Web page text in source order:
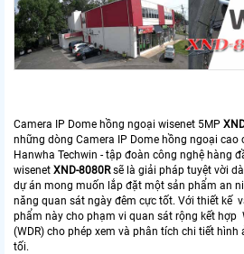
Camera IP Dome hồng ngoại wisenet 5MP
những dòng Camera IP Dome hồng ngoại cao
Hanwha Techwin - tập đoàn công nghệ hàng
wisenet XND-8080Rsẽ là giải pháp tuyệt vời
dự án mong muốn lắp đặt một sản phẩm an
năng quan sát ngày đêm cực tốt. Với thiết kế
phẩm này cho phạm vi quan sát rộng kết hợp
(WDR) cho phép xem và phân tích chi tiết hình
tối.